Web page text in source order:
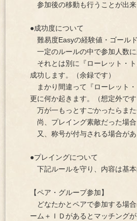
参加後の移動も行うことが出来
●成功度について
難易度Easyの経験値・ゴール
一定のルールの中で参加人数に
それとは別に『ローレット・
成功します。（余録です）
まかり間違って『ローレット・
更に何か起きます。（想定外です
万が一もっとすごかったらまた
尚、プレイング素敵だった場合
又、称号が付与される場合があ
●プレイングについて
下記ルールを守り、内容は基本
【ペア・グループ参加】
どなたかとペアで参加する場
ーム＋ＩＤがあるとマッチング